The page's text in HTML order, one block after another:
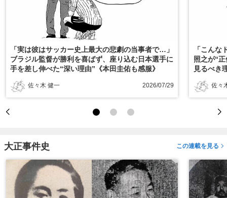
「実は彼はサッカー史上最大の悲劇の当事者で…」
ブラジル監督が勝利を喜ばず、座り込む日本選手に
手を差し伸べた“深い理由”《本田圭佑も感服》
佐々木 健一 2026/07/29
「こんな
照之が“
見るべき
佐々
大正事件史 この連載を見る